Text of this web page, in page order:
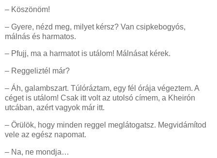
– Köszönöm!
– Gyere, nézd meg, milyet kérsz? Van csipkebogyós,
málnás és harmatos.
– Pfujj, ma a harmatot is utálom! Málnásat kérek.
– Reggeliztél már?
– Áh, galambszart. Túlóráztam, egy fél órája végeztem. A
céget is utálom! Csak itt volt az utolsó címem, a Kheirón
utcában, azért vagyok már itt.
– Örülök, hogy minden reggel meglátogatsz. Megvidámítod
vele az egész napomat.
– Na, ne mondja…